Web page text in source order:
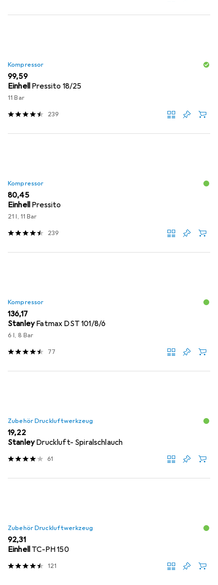
Kompressor
EUR
99,59
Einhell Pressito 18/25
11 Bar
239
Kompressor
EUR
80,45
Einhell Pressito
21 l, 11 Bar
239
Kompressor
EUR
136,17
StanleyFatmax DST 101/8/6
6 l, 8 Bar
77
Zubehör Druckluftwerkzeug
EUR
19,22
StanleyDruckluft- Spiralschlauch
61
Zubehör Druckluftwerkzeug
EUR
92,31
Einhell TC-PH 150
121